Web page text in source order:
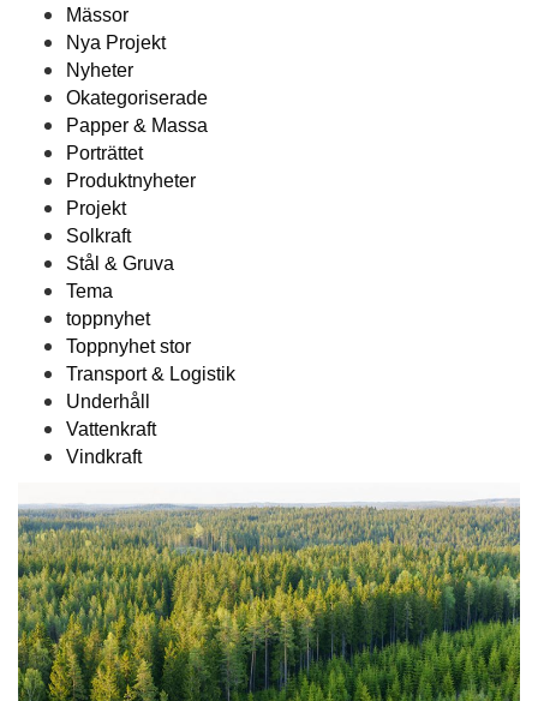
Mässor
Nya Projekt
Nyheter
Okategoriserade
Papper & Massa
Porträttet
Produktnyheter
Projekt
Solkraft
Stål & Gruva
Tema
toppnyhet
Toppnyhet stor
Transport & Logistik
Underhåll
Vattenkraft
Vindkraft